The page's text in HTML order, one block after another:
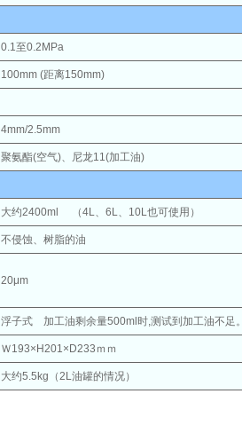
0.1至0.2MPa
100mm (距离150mm)
4mm/2.5mm
聚氨酯(空气)、尼龙11(加工油)
大约2400ml （4L、6L、10L也可使用）
不侵蚀、树脂的油
20μm
浮子式 加工油剩余量500ml时,测试到加工油不足。
Ｗ193×H201×D233ｍｍ
大约5.5kg（2L油罐的情况）